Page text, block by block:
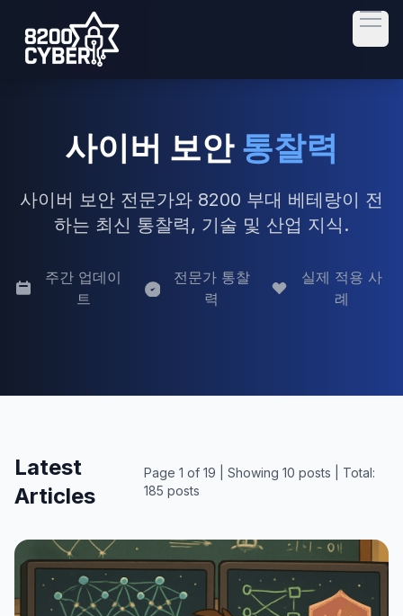
사이버 보안 통찰력
사이버 보안 전문가와 8200 부대 베테랑이 전
하는 최신 통찰력, 기술 및 산업 지식.
주간 업데이
트
전문가 통찰
력
실제 적용 사
례
Latest
Articles
Page 1 of 19 | Showing 10 posts | Total:
185 posts